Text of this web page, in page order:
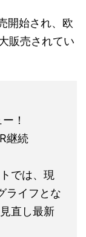
開始され、欧
販売されてい
！
継続
では、現
ライフとな
直し最新